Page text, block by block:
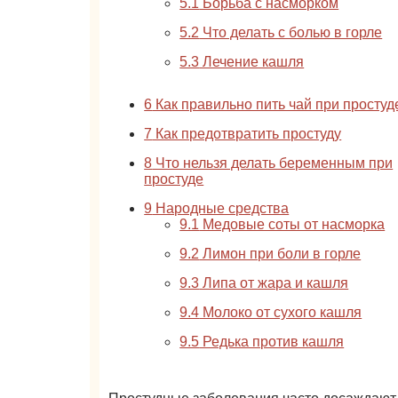
5.1 Борьба с насморком
5.2 Что делать с болью в горле
5.3 Лечение кашля
6 Как правильно пить чай при
7 Как предотвратить простуду
8 Что нельзя делать беременным при
простуде
9 Народные средства
9.1 Медовые соты от насморка
9.2 Лимон при боли в горле
9.3 Липа от жара и кашля
9.4 Молоко от сухого кашля
9.5 Редька против кашля